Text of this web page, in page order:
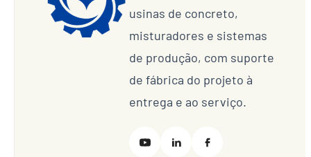
usinas de concreto,
misturadores e sistemas
de produção, com suporte
de fábrica do projeto à
entrega e ao serviço.